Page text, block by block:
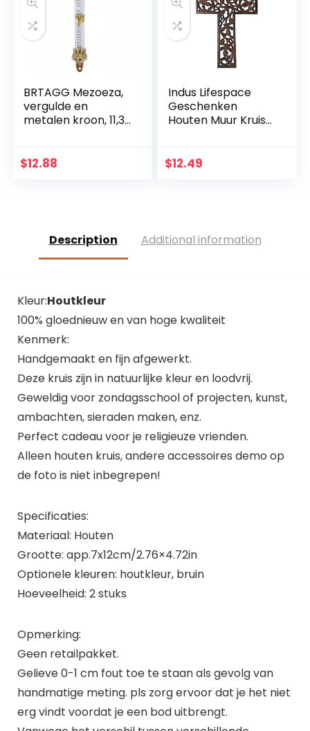
BRTAGG Mezoeza,
vergulde en
metalen kroon, 11,3
$12.88
Indus Lifespace
Geschenken
Houten Muur Kruis
met Hand
$12.49
Description Additional information
Kleur:Houtkleur
100% gloednieuw en van hoge kwaliteit
Kenmerk:
Handgemaakt en fijn afgewerkt.
Deze kruis zijn in natuurlijke kleur en loodvrij.
Geweldig voor zondagsschool of projecten, kunst,
ambachten, sieraden maken, enz.
Perfect cadeau voor je religieuze vrienden.
Alleen houten kruis, andere accessoires demo op
de foto is niet inbegrepen!
Specificaties:
Materiaal: Houten
Grootte: app.7x12cm/2.76×4.72in
Optionele kleuren: houtkleur, bruin
Hoeveelheid: 2 stuks
Opmerking:
Geen retailpakket.
Gelieve 0-1 cm fout toe te staan als gevolg van
handmatige meting. pls zorg ervoor dat je het niet
erg vindt voordat je een bod uitbrengt.